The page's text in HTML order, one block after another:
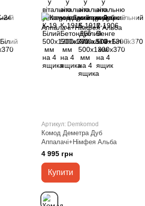
Артикул: Demkomod
Комод Деметра Дуб
Аппалачі+Німфея Альба
4 995 грн
Купити